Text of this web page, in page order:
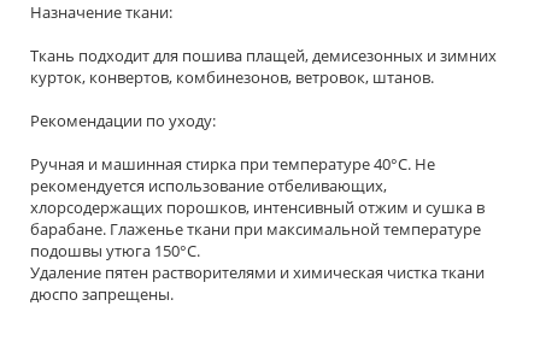
Назначение ткани:
Ткань подходит для пошива плащей, демисезонных и зимних
курток, конвертов, комбинезонов, ветровок, штанов.
Рекомендации по уходу:
Ручная и машинная стирка при температуре 40°С. Не
рекомендуется использование отбеливающих,
хлорсодержащих порошков, интенсивный отжим и сушка в
барабане. Глаженье ткани при максимальной температуре
подошвы утюга 150°С.
Удаление пятен растворителями и химическая чистка ткани
дюспо запрещены.